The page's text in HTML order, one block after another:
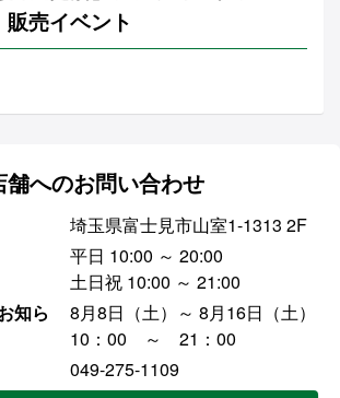
売イベント
舗へのお問い合わせ
埼玉県富士見市山室1-1313 2F
平日 10:00 ～ 20:00
土日祝 10:00 ～ 21:00
知ら
8月8日（土）～ 8月16日（土）
10：00 ～ 21：00
049-275-1109